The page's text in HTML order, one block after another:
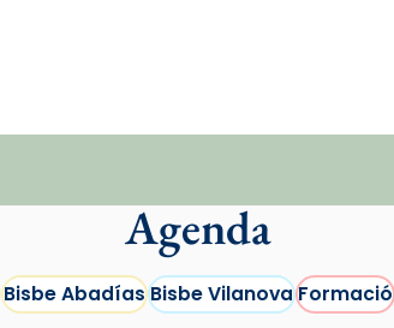
Agenda
Bisbe AbadíasBisbe VilanovaFormació